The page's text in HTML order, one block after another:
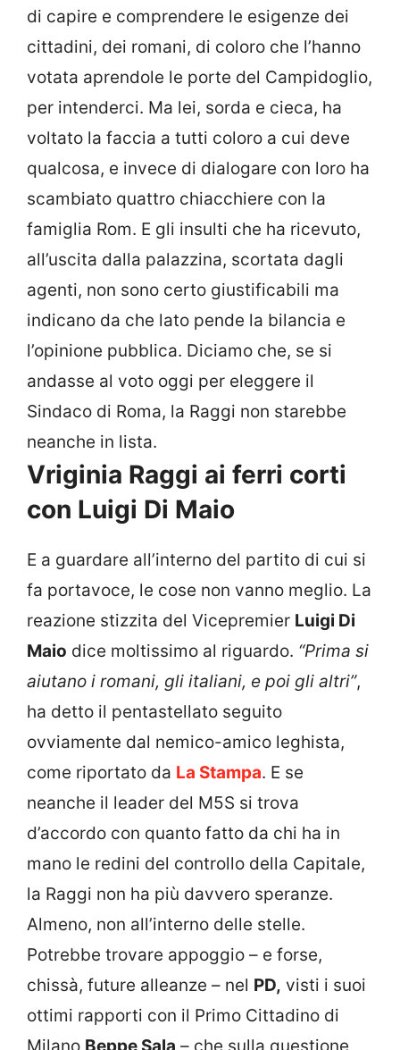
di capire e comprendere le esigenze dei
cittadini, dei romani, di coloro che l’hanno
votata aprendole le porte del Campidoglio,
per intenderci. Ma lei, sorda e cieca, ha
voltato la faccia a tutti coloro a cui deve
qualcosa, e invece di dialogare con loro ha
scambiato quattro chiacchiere con la
famiglia Rom. E gli insulti che ha ricevuto,
all’uscita dalla palazzina, scortata dagli
agenti, non sono certo giustificabili ma
indicano da che lato pende la bilancia e
l’opinione pubblica. Diciamo che, se si
andasse al voto oggi per eleggere il
Sindaco di Roma, la Raggi non starebbe
neanche in lista.
Vriginia Raggi ai ferri corti
con Luigi Di Maio
E a guardare all’interno del partito di cui si
fa portavoce, le cose non vanno meglio. La
reazione stizzita del Vicepremier Luigi Di
Maio dice moltissimo al riguardo. “Prima si
aiutano i romani, gli italiani, e poi gli altri”,
ha detto il pentastellato seguito
ovviamente dal nemico-amico leghista,
come riportato da La Stampa. E se
neanche il leader del M5S si trova
d’accordo con quanto fatto da chi ha in
mano le redini del controllo della Capitale,
la Raggi non ha più davvero speranze.
Almeno, non all’interno delle stelle.
Potrebbe trovare appoggio – e forse,
chissà, future alleanze – nel PD, visti i suoi
ottimi rapporti con il Primo Cittadino di